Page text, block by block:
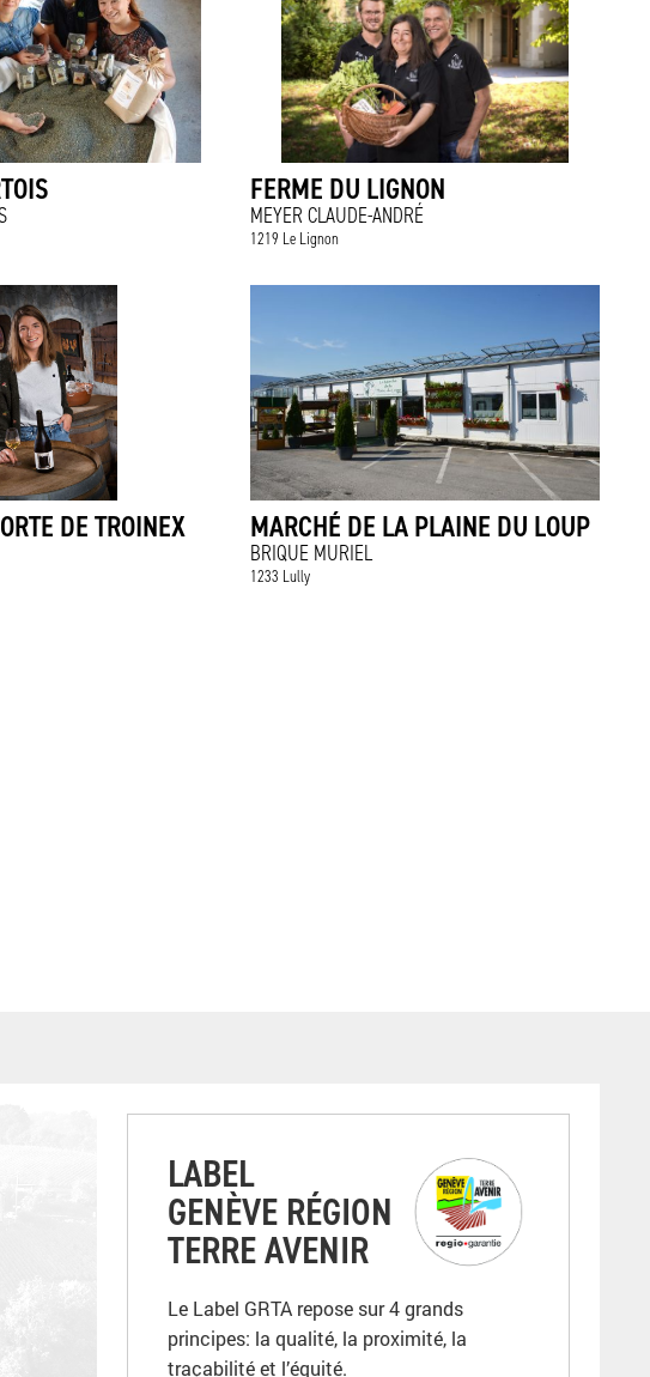
FERME DU LIGNON
MEYER CLAUDE-ANDRÉ
1219 Le Lignon
DE TROINEX MARCHÉ DE LA PLAINE DU LOUP
BRIQUE MURIEL
1233 Lully
LABEL
GENÈVE RÉGION
TERRE AVENIR
Le Label GRTA repose sur 4 grands
principes: la qualité, la proximité, la
traçabilité et l’équité.